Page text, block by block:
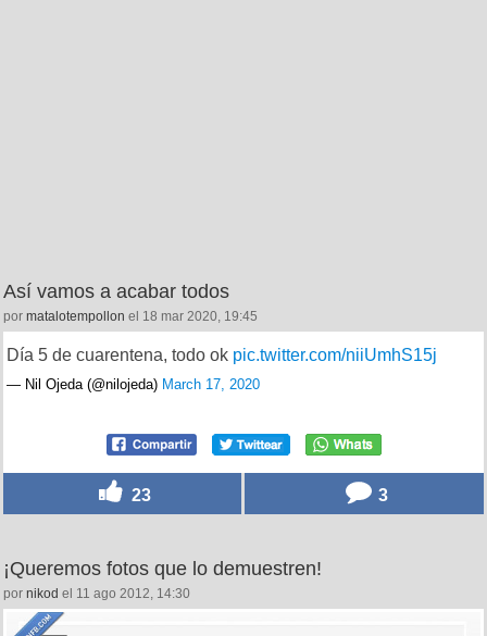
Así vamos a acabar todos
por matalotempollon el 18 mar 2020, 19:45
Día 5 de cuarentena, todo ok pic.twitter.com/niiUmhS15j
— Nil Ojeda (@nilojeda) March 17, 2020
23 3
¡Queremos fotos que lo demuestren!
por nikod el 11 ago 2012, 14:30